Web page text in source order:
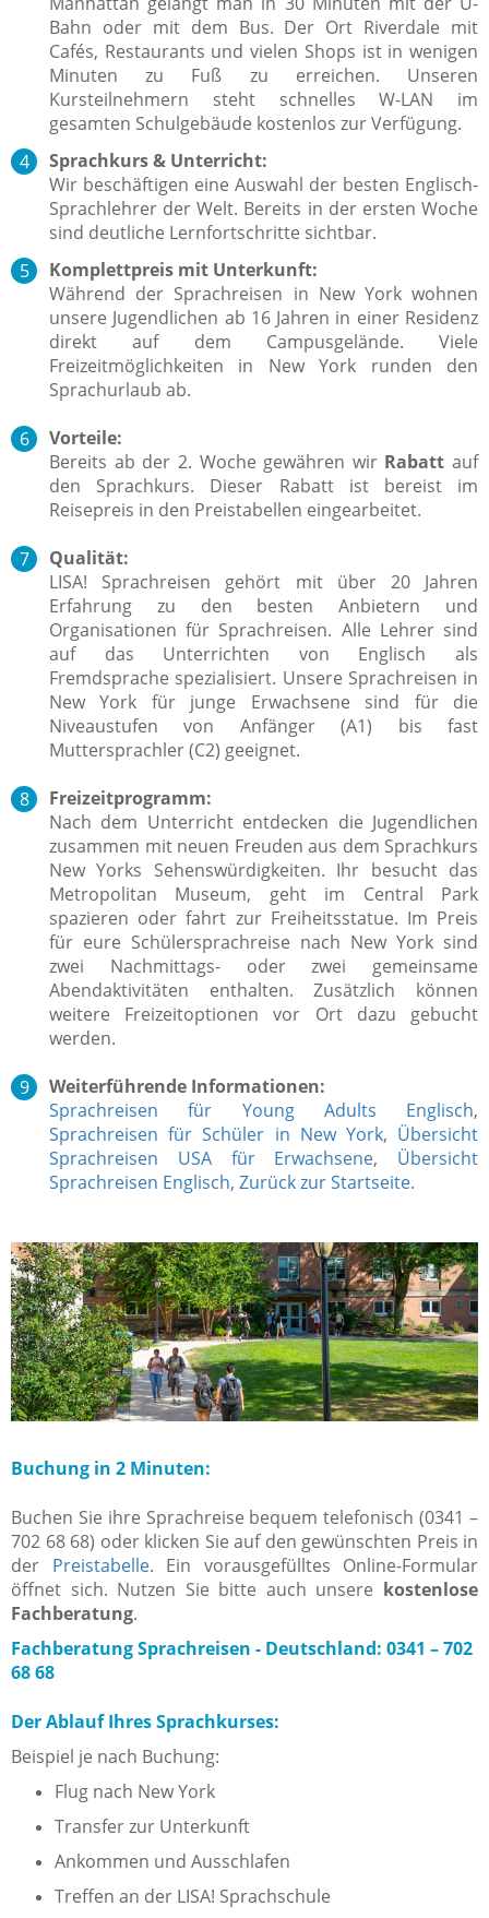
Bahn oder mit dem Bus. Der Ort Riverdale mit
Cafés, Restaurants und vielen Shops ist in wenigen
Minuten zu Fuß zu erreichen. Unseren
Kursteilnehmern steht schnelles W-LAN im
gesamten Schulgebäude kostenlos zur Verfügung.
Sprachkurs & Unterricht:
Wir beschäftigen eine Auswahl der besten Englisch-
Sprachlehrer der Welt. Bereits in der ersten Woche
sind deutliche Lernfortschritte sichtbar.
Komplettpreis mit Unterkunft:
Während der Sprachreisen in New York wohnen
unsere Jugendlichen ab 16 Jahren in einer Residenz
direkt auf dem Campusgelände. Viele
Freizeitmöglichkeiten in New York runden den
Sprachurlaub ab.
Vorteile:
Bereits ab der 2. Woche gewähren wir Rabatt auf
den Sprachkurs. Dieser Rabatt ist bereist im
Reisepreis in den Preistabellen eingearbeitet.
Qualität:
LISA! Sprachreisen gehört mit über 20 Jahren
Erfahrung zu den besten Anbietern und
Organisationen für Sprachreisen. Alle Lehrer sind
auf das Unterrichten von Englisch als
Fremdsprache spezialisiert. Unsere Sprachreisen in
New York für junge Erwachsene sind für die
Niveaustufen von Anfänger (A1) bis fast
Muttersprachler (C2) geeignet.
Freizeitprogramm:
Nach dem Unterricht entdecken die Jugendlichen
zusammen mit neuen Freuden aus dem Sprachkurs
New Yorks Sehenswürdigkeiten. Ihr besucht das
Metropolitan Museum, geht im Central Park
spazieren oder fahrt zur Freiheitsstatue. Im Preis
für eure Schülersprachreise nach New York sind
zwei Nachmittags- oder zwei gemeinsame
Abendaktivitäten enthalten. Zusätzlich können
weitere Freizeitoptionen vor Ort dazu gebucht
werden.
Weiterführende Informationen:
Sprachreisen für Young Adults Englisch,
Sprachreisen für Schüler in New York, Übersicht
Sprachreisen USA für Erwachsene, Übersicht
Sprachreisen Englisch, Zurück zur Startseite.
Buchung in 2 Minuten:
Buchen Sie ihre Sprachreise bequem telefonisch (0341 –
702 68 68) oder klicken Sie auf den gewünschten Preis in
der Preistabelle. Ein vorausgefülltes Online-Formular
öffnet sich. Nutzen Sie bitte auch unsere kostenlose
Fachberatung.
Fachberatung Sprachreisen - Deutschland: 0341 – 702
68 68
Der Ablauf Ihres Sprachkurses:
Beispiel je nach Buchung:
Flug nach New York
Transfer zur Unterkunft
Ankommen und Ausschlafen
Treffen an der LISA! Sprachschule